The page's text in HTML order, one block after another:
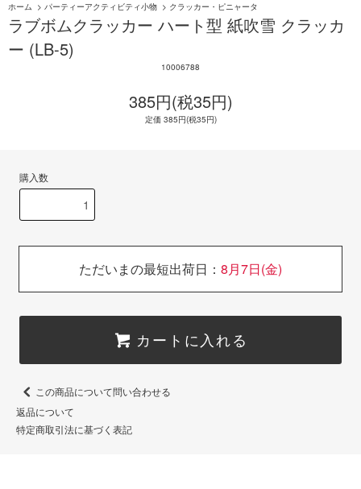
ホーム > パーティーアクティビティ小物 > クラッカー・ピニャータ
ラブボムクラッカー ハート型 紙吹雪 クラッカ
ー (LB-5)
10006788
385円(税35円)
定価 385円(税35円)
購入数
ただいまの最短出荷日： 8月7日(金)
カートに入れる
この商品について問い合わせる
返品について
特定商取引法に基づく表記